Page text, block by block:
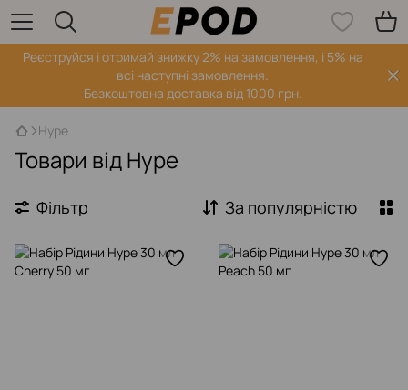
Реєструйся і отримай знижку 2% на замовлення, і 5% на
всі наступні замовлення.
Безкоштовна доставка від 1000 грн.
Hype
Товари від Hype
Фільтр За популярністю